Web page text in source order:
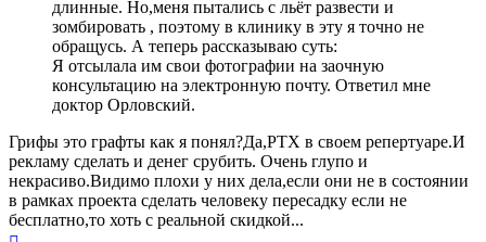
длинные. Но,меня пытались с льёт развести и
зомбировать , поэтому в клинику в эту я точно не
обращусь. А теперь рассказываю суть:
Я отсылала им свои фотографии на заочную
консультацию на электронную почту. Ответил мне
доктор Орловский.
Грифы это графты как я понял?Да,РТХ в своем репертуаре.И
рекламу сделать и денег срубить. Очень глупо и
некрасиво.Видимо плохи у них дела,если они не в состоянии
в рамках проекта сделать человеку пересадку если не
бесплатно,то хоть с реальной скидкой...